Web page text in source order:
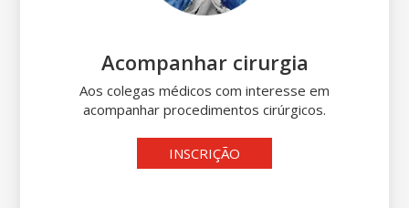
Acompanhar cirurgia
Aos colegas médicos com interesse em
acompanhar procedimentos cirúrgicos.
INSCRIÇÃO